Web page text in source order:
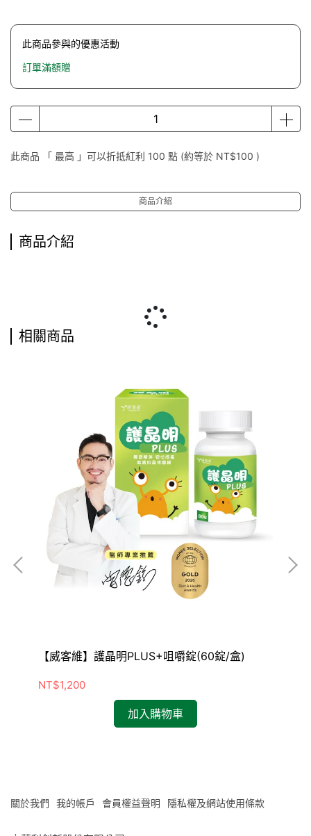
此商品參與的優惠活動
訂單滿額贈
此商品 「 最高 」可以折抵紅利 100 點 (約等於 NT$100 )
商品介紹
商品介紹
相關商品
【威客維】護晶明PLUS+咀嚼錠(60錠/盒)
NT$1,200
加入購物車
關於我們 我的帳戶 會員權益聲明 隱私權及網站使用條款